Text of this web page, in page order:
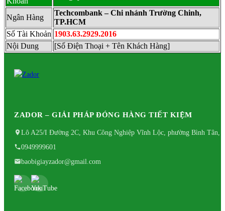
Ngân Hàng
Techcombank – Chi nhánh Trường Chinh,
TP.HCM
Số Tài Khoản 1903.63.2929.2016
Nội Dung
[Số Điện Thoại + Tên Khách Hàng]
ZADOR – GIẢI PHÁP ĐÓNG HÀNG TIẾT KIỆM
Lô A25/I Đường 2C, Khu Công Nghiệp Vĩnh Lộc, phường Bình Tân,
0949999601
baobigiayzador@gmail.com